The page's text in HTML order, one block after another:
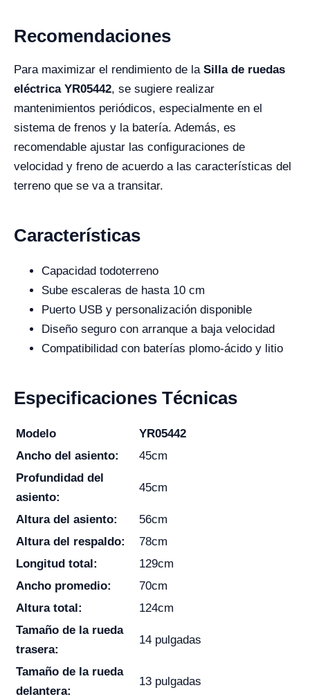
Recomendaciones
Para maximizar el rendimiento de la Silla de ruedas
eléctrica YR05442, se sugiere realizar
mantenimientos periódicos, especialmente en el
sistema de frenos y la batería. Además, es
recomendable ajustar las configuraciones de
velocidad y freno de acuerdo a las características del
terreno que se va a transitar.
Características
Capacidad todoterreno
Sube escaleras de hasta 10 cm
Puerto USB y personalización disponible
Diseño seguro con arranque a baja velocidad
Compatibilidad con baterías plomo-ácido y litio
Especificaciones Técnicas
Modelo
YR05442
Ancho del asiento:
45cm
Profundidad del
asiento:
45cm
Altura del asiento:
56cm
Altura del respaldo:
78cm
Longitud total:
129cm
Ancho promedio:
70cm
Altura total:
124cm
Tamaño de la rueda
trasera:
14 pulgadas
Tamaño de la rueda
delantera:
13 pulgadas